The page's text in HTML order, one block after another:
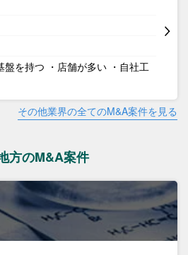
盤を持つ ・店舗が多い ・自社工
その他業界の全てのM&A案件を見る
方のM&A案件